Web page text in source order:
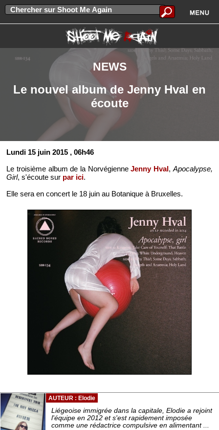
NEWS
Le nouvel album de Jenny Hval en
écoute
Lundi 15 juin 2015 , 06h46
Le troisième album de la NorvégienneJenny Hval, Apocalypse,
Girl, s'écoute sur par ici.
Elle sera en concert le 18 juin au Botanique à Bruxelles.
AUTEUR : Elodie
Liégeoise immigrée dans la capitale, Elodie a rejoint
l'équipe en 2012 et s'est rapidement imposée
comme une rédactrice compulsive en alimentant ...